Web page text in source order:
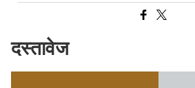
दस्तावेज